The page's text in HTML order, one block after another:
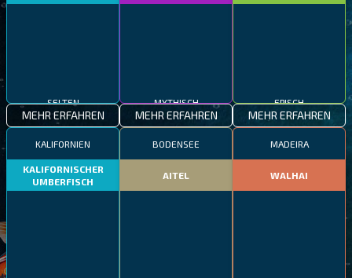
MEHR ERFAHREN MEHR ERFAHREN MEHR ERFAHREN
KALIFORNIEN
KALIFORNISCHER
UMBERFISCH
BODENSEE
AITEL
MADEIRA
WALHAI